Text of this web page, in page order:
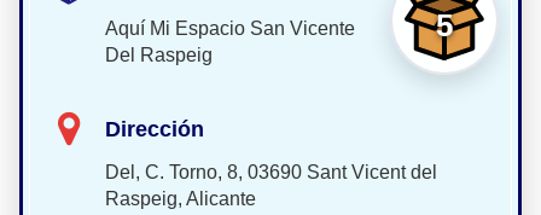
5
Aquí Mi Espacio San Vicente
Del Raspeig
Dirección
Del, C. Torno, 8, 03690 Sant Vicent del
Raspeig, Alicante